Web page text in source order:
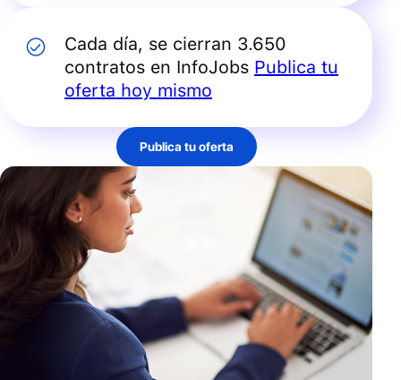
Cada día, se cierran 3.650
contratos en InfoJobs Publica tu
oferta hoy mismo
Publica tu oferta